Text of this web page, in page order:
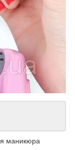
маникюра